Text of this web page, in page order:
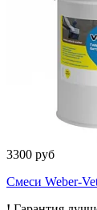
3300 руб
Смеси Weber-